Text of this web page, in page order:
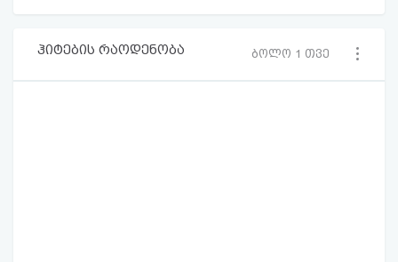
ჰიტების რაოდენობა ბოლო 1 თვე